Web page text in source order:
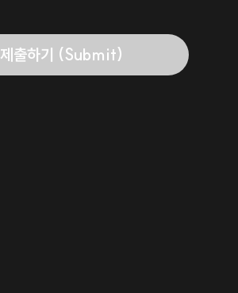
제출하기 (Submit)